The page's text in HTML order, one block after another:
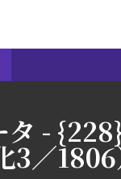
タ -
3／